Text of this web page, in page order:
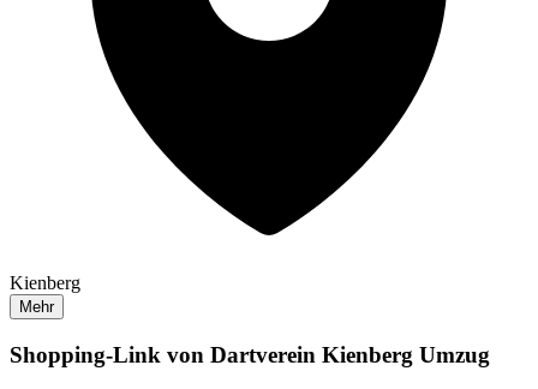
Kienberg
Mehr
Shopping-Link von Dartverein Kienberg Umzug